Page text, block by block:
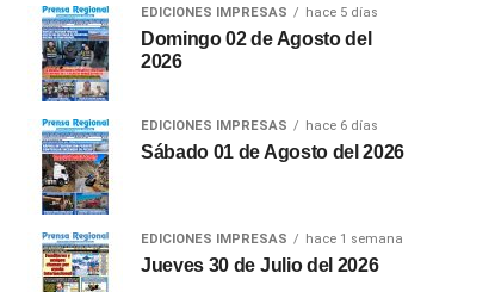
EDICIONES IMPRESAS hace 5 días
Domingo 02 de Agosto del
2026
EDICIONES IMPRESAS hace 6 días
Sábado 01 de Agosto del 2026
EDICIONES IMPRESAS hace 1 semana
Jueves 30 de Julio del 2026